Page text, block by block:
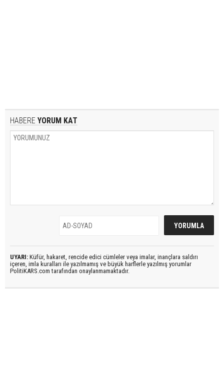
HABERE YORUM KAT
UYARI: Küfür, hakaret, rencide edici cümleler veya imalar, inançlara saldırı
içeren, imla kuralları ile yazılmamış ve büyük harflerle yazılmış yorumlar
PolitiKARS.com tarafından onaylanmamaktadır.